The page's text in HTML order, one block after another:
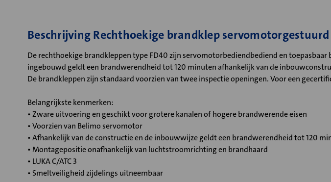
Beschrijving Rechthoekige brandklep servomotorgestuurd
De rechthoekige brandkleppen type FD40 zijn servomotorbediendbediend en
ingebouwd geldt een brandwerendheid tot 120 minuten afhankelijk van de
De brandkleppen zijn standaard voorzien van twee inspectie openingen. Voor een
Belangrijkste kenmerken:
• Zware uitvoering en geschikt voor grotere kanalen of hogere brandwerende eisen
• Voorzien van Belimo servomotor
• Afhankelijk van de constructie en de inbouwwijze geldt een brandwerendheid tot 120
• Montagepositie onafhankelijk van luchtstroomrichting en brandhaard
• LUKA C/ATC 3
• Smeltveiligheid zijdelings uitneembaar